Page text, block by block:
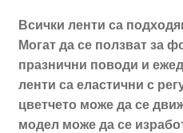
Всички ленти са
Могат да се ползват за
празнични поводи и
ленти са еластични с
цветчето може да се
модел може да се